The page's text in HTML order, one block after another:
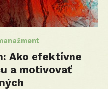
Ako efektívne
a motivovať